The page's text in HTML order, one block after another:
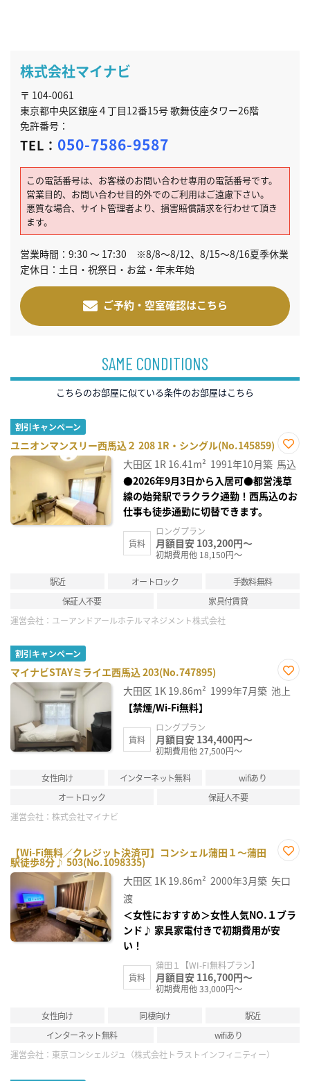
株式会社マイナビ
〒 104-0061
東京都中央区銀座４丁目12番15号 歌舞伎座タワー26階
免許番号：
TEL： 050-7586-9587
この電話番号は、お客様のお問い合わせ専用の電話番号です。
営業目的、お問い合わせ目的外でのご利用はご遠慮下さい。
悪質な場合、サイト管理者より、損害賠償請求を行わせて頂き
ます。
営業時間：9:30 ～ 17:30 ※8/8～8/12、8/15～8/16夏季休業
定休日：土日・祝祭日・お盆・年末年始
ご予約・空室確認はこちら
SAME CONDITIONS
こちらのお部屋に似ている条件のお部屋はこちら
割引キャンペーン
ユニオンマンスリー西馬込２ 208 1R・シングル(No.145859)
お気
に入
り登
録
大田区 1R 16.41m² 1991年10月築 馬込
●2026年9月3日から入居可●都営浅草
線の始発駅でラクラク通勤！西馬込のお
仕事も徒歩通勤に切替できます。
賃料
ロングプラン
月額目安 103,200円～
初期費用他 18,150円～
駅近 オートロック
手数料無料
保証人不要
家具付賃貸
運営会社： ユーアンドアールホテルマネジメント株式会社
割引キャンペーン
マイナビSTAYミライエ西馬込 203(No.747895)
お気
に入
大田区 1K 19.86m² 1999年7月築 池上
【禁煙/Wi-Fi無料】
賃料
ロングプラン
月額目安 134,400円～
初期費用他 27,500円～
女性向け インターネット無料
wifiあり
オートロック
保証人不要
運営会社： 株式会社マイナビ
【Wi-Fi無料／クレジット決済可】コンシェル蒲田１～蒲田
駅徒歩8分♪ 503(No.1098335)
に入
り登
大田区 1K 19.86m² 2000年3月築 矢口
渡
＜女性におすすめ＞女性人気NO.１ブラ
ンド♪ 家具家電付きで初期費用が安
い！
賃料
蒲田１【WI-FI無料プラン】
月額目安 116,700円～
初期費用他 33,000円～
女性向け 同棲向け
駅近
インターネット無料
wifiあり
運営会社： 東京コンシェルジュ（株式会社トラストインフィニティー）